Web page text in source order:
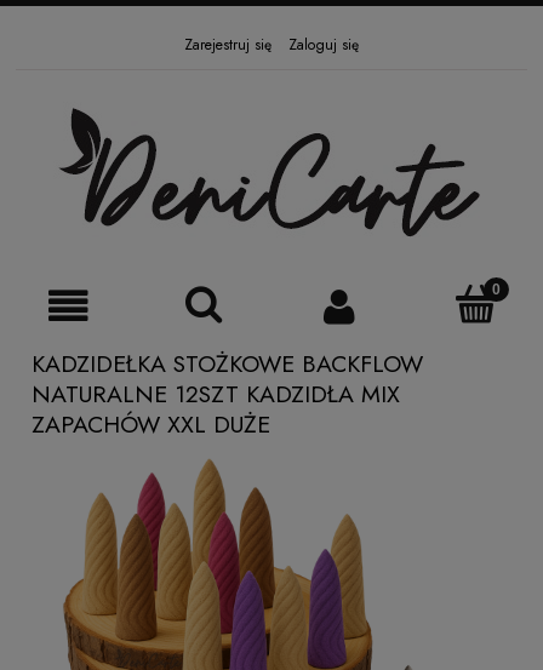
Zarejestruj się Zaloguj się
KADZIDEŁKA STOŻKOWE BACKFLOW
NATURALNE 12SZT KADZIDŁA MIX
ZAPACHÓW XXL DUŻE